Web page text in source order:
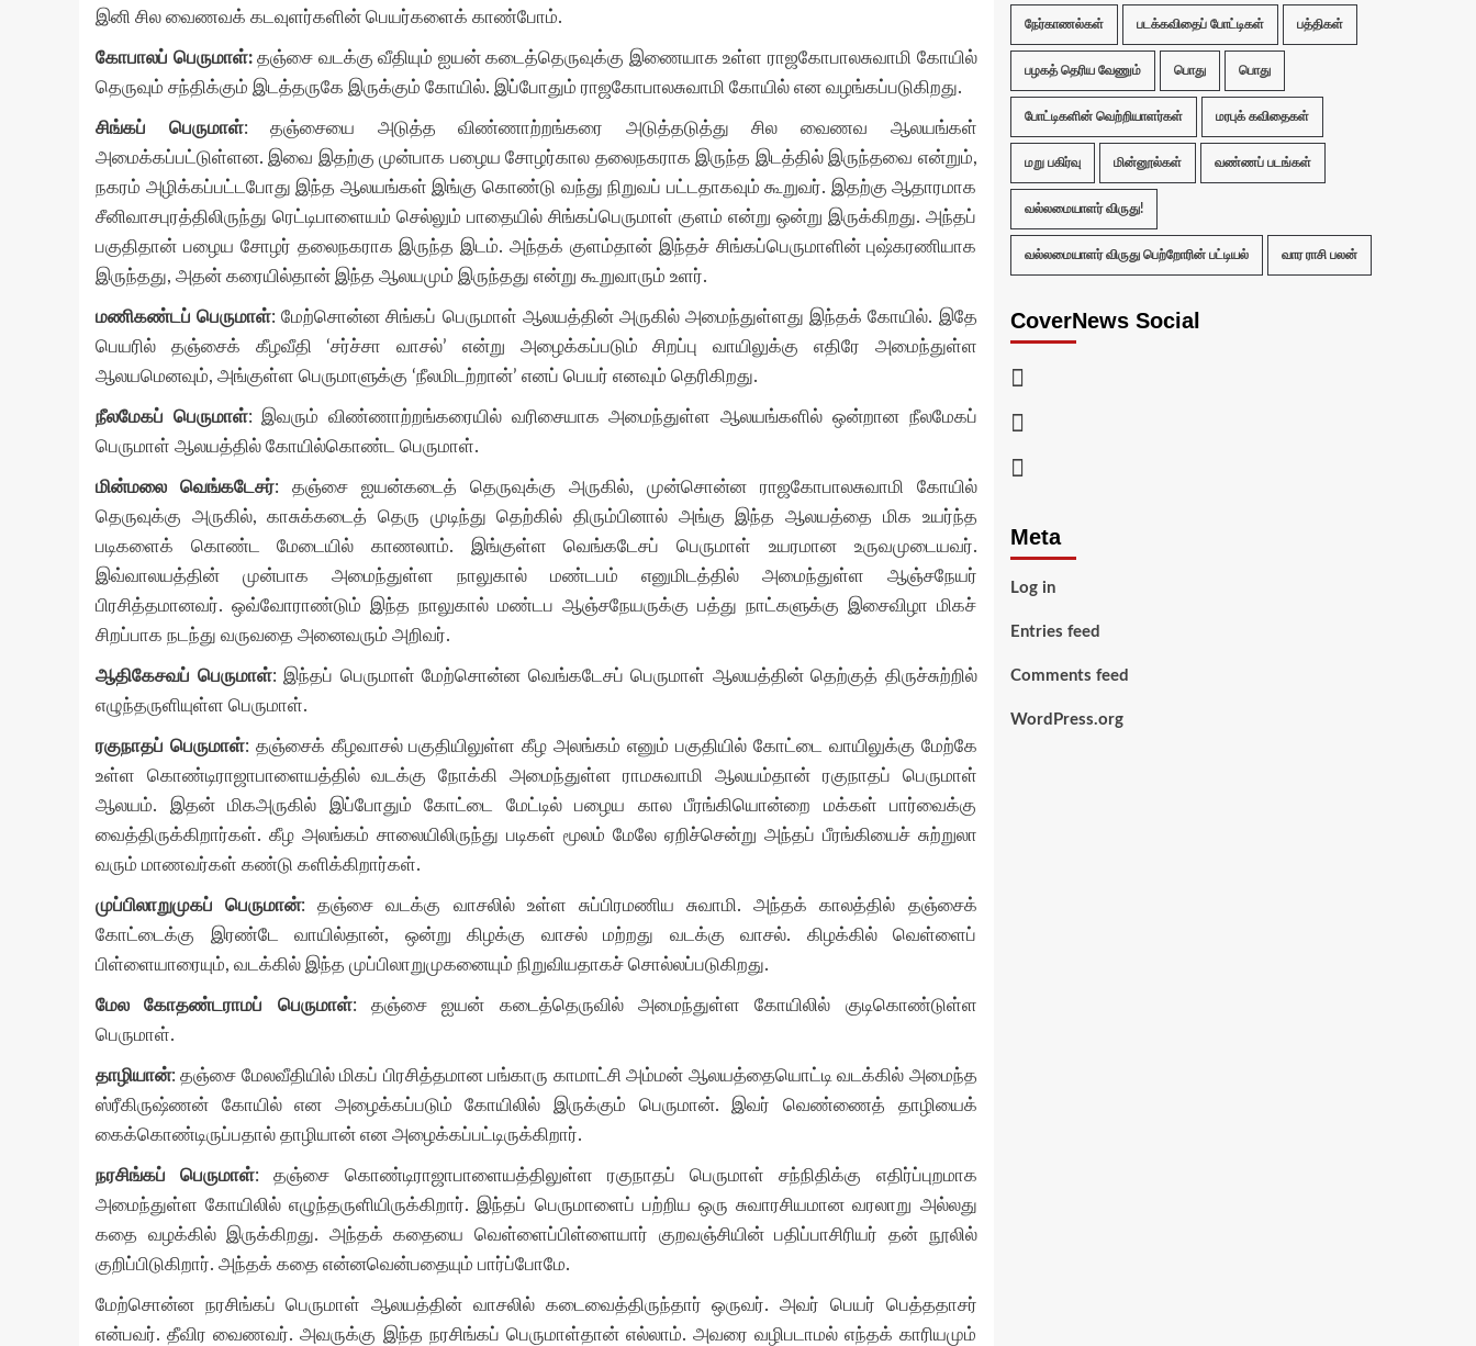
இனி சில வைணவக் கடவுளர்களின் பெயர்களைக் காண்போம்.
கோபாலப் பெருமாள்:தஞ்சை வடக்கு வீதியும் ஐயன் கடைத்தெருவுக்கு இணையாக உள்ள ராஜகோபாலசுவாமி கோயில்
தெருவும் சந்திக்கும் இடத்தருகே இருக்கும் கோயில். இப்போதும் ராஜகோபாலசுவாமி கோயில் என வழங்கப்படுகிறது.
சிங்கப் பெருமாள்: தஞ்சையை அடுத்த விண்ணாற்றங்கரை அடுத்தடுத்து சில வைணவ ஆலயங்கள்
அமைக்கப்பட்டுள்ளன. இவை இதற்கு முன்பாக பழைய சோழர்கால தலைநகராக இருந்த இடத்தில் இருந்தவை என்றும்,
நகரம் அழிக்கப்பட்டபோது இந்த ஆலயங்கள் இங்கு கொண்டு வந்து நிறுவப் பட்டதாகவும் கூறுவர். இதற்கு ஆதாரமாக
சீனிவாசபுரத்திலிருந்து ரெட்டிபாளையம் செல்லும் பாதையில் சிங்கப்பெருமாள் குளம் என்று ஒன்று இருக்கிறது. அந்தப்
பகுதிதான் பழைய சோழர் தலைநகராக இருந்த இடம். அந்தக் குளம்தான் இந்தச் சிங்கப்பெருமாளின் புஷ்கரணியாக
இருந்தது, அதன் கரையில்தான் இந்த ஆலயமும் இருந்தது என்று கூறுவாரும் உளர்.
மணிகண்டப் பெருமாள்: மேற்சொன்ன சிங்கப் பெருமாள் ஆலயத்தின் அருகில் அமைந்துள்ளது இந்தக் கோயில். இதே
பெயரில் தஞ்சைக் கீழவீதி ‘சர்ச்சா வாசல்’ என்று அழைக்கப்படும் சிறப்பு வாயிலுக்கு எதிரே அமைந்துள்ள
ஆலயமெனவும், அங்குள்ள பெருமாளுக்கு ‘நீலமிடற்றான்’ எனப் பெயர் எனவும் தெரிகிறது.
நீலமேகப் பெருமாள்: இவரும் விண்ணாற்றங்கரையில் வரிசையாக அமைந்துள்ள ஆலயங்களில் ஒன்றான நீலமேகப்
பெருமாள் ஆலயத்தில் கோயில்கொண்ட பெருமாள்.
மின்மலை வெங்கடேசர்: தஞ்சை ஐயன்கடைத் தெருவுக்கு அருகில், முன்சொன்ன ராஜகோபாலசுவாமி கோயில்
தெருவுக்கு அருகில், காசுக்கடைத் தெரு முடிந்து தெற்கில் திரும்பினால் அங்கு இந்த ஆலயத்தை மிக உயர்ந்த
படிகளைக் கொண்ட மேடையில் காணலாம். இங்குள்ள வெங்கடேசப் பெருமாள் உயரமான உருவமுடையவர்.
இவ்வாலயத்தின் முன்பாக அமைந்துள்ள நாலுகால் மண்டபம் எனுமிடத்தில் அமைந்துள்ள ஆஞ்சநேயர்
பிரசித்தமானவர். ஒவ்வோராண்டும் இந்த நாலுகால் மண்டப ஆஞ்சநேயருக்கு பத்து நாட்களுக்கு இசைவிழா மிகச்
சிறப்பாக நடந்து வருவதை அனைவரும் அறிவர்.
ஆதிகேசவப் பெருமாள்: இந்தப் பெருமாள் மேற்சொன்ன வெங்கடேசப் பெருமாள் ஆலயத்தின் தெற்குத் திருச்சுற்றில்
எழுந்தருளியுள்ள பெருமாள்.
ரகுநாதப் பெருமாள்: தஞ்சைக் கீழவாசல் பகுதியிலுள்ள கீழ அலங்கம் எனும் பகுதியில் கோட்டை வாயிலுக்கு மேற்கே
உள்ள கொண்டிராஜாபாளையத்தில் வடக்கு நோக்கி அமைந்துள்ள ராமசுவாமி ஆலயம்தான் ரகுநாதப் பெருமாள்
ஆலயம். இதன் மிகஅருகில் இப்போதும் கோட்டை மேட்டில் பழைய கால பீரங்கியொன்றை மக்கள் பார்வைக்கு
வைத்திருக்கிறார்கள். கீழ அலங்கம் சாலையிலிருந்து படிகள் மூலம் மேலே ஏறிச்சென்று அந்தப் பீரங்கியைச் சுற்றுலா
வரும் மாணவர்கள் கண்டு களிக்கிறார்கள்.
முப்பிலாறுமுகப் பெருமான்: தஞ்சை வடக்கு வாசலில் உள்ள சுப்பிரமணிய சுவாமி. அந்தக் காலத்தில் தஞ்சைக்
கோட்டைக்கு இரண்டே வாயில்தான், ஒன்று கிழக்கு வாசல் மற்றது வடக்கு வாசல். கிழக்கில் வெள்ளைப்
பிள்ளையாரையும், வடக்கில் இந்த முப்பிலாறுமுகனையும் நிறுவியதாகச் சொல்லப்படுகிறது.
மேல கோதண்டராமப் பெருமாள்: தஞ்சை ஐயன் கடைத்தெருவில் அமைந்துள்ள கோயிலில் குடிகொண்டுள்ள
பெருமாள்.
தாழியான்: தஞ்சை மேலவீதியில் மிகப் பிரசித்தமான பங்காரு காமாட்சி அம்மன் ஆலயத்தையொட்டி வடக்கில் அமைந்த
ஸ்ரீகிருஷ்ணன் கோயில் என அழைக்கப்படும் கோயிலில் இருக்கும் பெருமான். இவர் வெண்ணைத் தாழியைக்
கைக்கொண்டிருப்பதால் தாழியான் என அழைக்கப்பட்டிருக்கிறார்.
நரசிங்கப் பெருமாள்: தஞ்சை கொண்டிராஜாபாளையத்திலுள்ள ரகுநாதப் பெருமாள் சந்நிதிக்கு எதிர்ப்புறமாக
அமைந்துள்ள கோயிலில் எழுந்தருளியிருக்கிறார். இந்தப் பெருமாளைப் பற்றிய ஒரு சுவாரசியமான வரலாறு அல்லது
கதை வழக்கில் இருக்கிறது. அந்தக் கதையை வெள்ளைப்பிள்ளையார் குறவஞ்சியின் பதிப்பாசிரியர் தன் நூலில்
குறிப்பிடுகிறார். அந்தக் கதை என்னவென்பதையும் பார்ப்போமே.
மேற்சொன்ன நரசிங்கப் பெருமாள் ஆலயத்தின் வாசலில் கடைவைத்திருந்தார் ஒருவர். அவர் பெயர் பெத்ததாசர்
என்பவர். தீவிர வைணவர். அவருக்கு இந்த நரசிங்கப் பெருமாள்தான் எல்லாம். அவரை வழிபடாமல் எந்தக் காரியமும்
நேர்காணல்கள் படக்கவிதைப் போட்டிகள் பத்திகள்
பழகத் தெரிய வேணும் பொது பொது
போட்டிகளின் வெற்றியாளர்கள் மரபுக் கவிதைகள்
மறு பகிர்வு மின்னூல்கள் வண்ணப் படங்கள்
வல்லமையாளர் விருது!
வல்லமையாளர் விருது பெற்றோரின் பட்டியல் வார ராசி பலன்
CoverNews Social
Meta
Log in
Entries feed
Comments feed
WordPress.org